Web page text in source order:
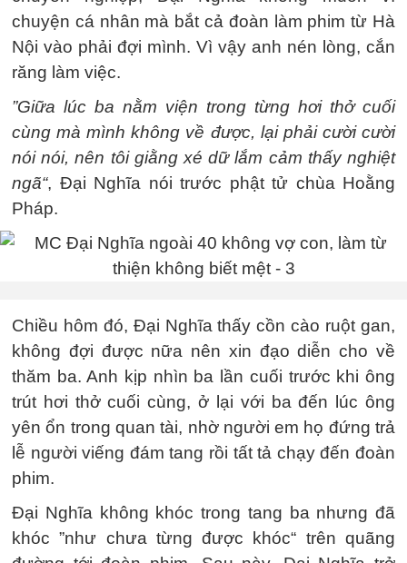
chuyện cá nhân mà bắt cả đoàn làm phim từ Hà
Nội vào phải đợi mình. Vì vậy anh nén lòng, cắn
răng làm việc.
”Giữa lúc ba nằm viện trong từng hơi thở cuối
cùng mà mình không về được, lại phải cười cười
nói nói, nên tôi giằng xé dữ lắm cảm thấy nghiệt
ngã“, Đại Nghĩa nói trước phật tử chùa Hoằng
Pháp.
Chiều hôm đó, Đại Nghĩa thấy cồn cào ruột gan,
không đợi được nữa nên xin đạo diễn cho về
thăm ba. Anh kịp nhìn ba lần cuối trước khi ông
trút hơi thở cuối cùng, ở lại với ba đến lúc ông
yên ổn trong quan tài, nhờ người em họ đứng trả
lễ người viếng đám tang rồi tất tả chạy đến đoàn
phim.
Đại Nghĩa không khóc trong tang ba nhưng đã
khóc ”như chưa từng được khóc“ trên quãng